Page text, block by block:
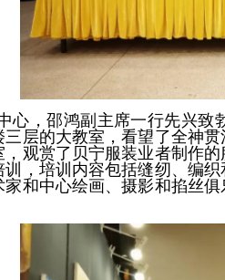
心，邵鸿副主席一行先兴致
三层的大教室，看望了全神
，观赏了贝宁服装业者制作
训，培训内容包括缝纫、编
家和中心绘画、摄影和掐丝